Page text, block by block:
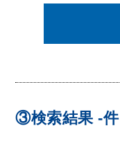
③検索結果-件